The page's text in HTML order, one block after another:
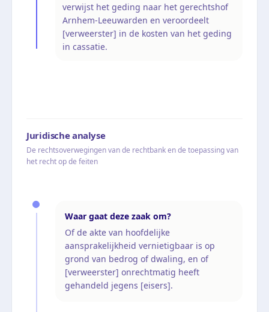
verwijst het geding naar het gerechtshof
Arnhem-Leeuwarden en veroordeelt
[verweerster] in de kosten van het geding
in cassatie.
Juridische analyse
De rechtsoverwegingen van de rechtbank en de toepassing van
het recht op de feiten
Waar gaat deze zaak om?
Of de akte van hoofdelijke
aansprakelijkheid vernietigbaar is op
grond van bedrog of dwaling, en of
[verweerster] onrechtmatig heeft
gehandeld jegens [eisers].